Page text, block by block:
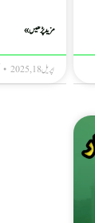
مزید پڑھیں »
اپریل 18, 2025